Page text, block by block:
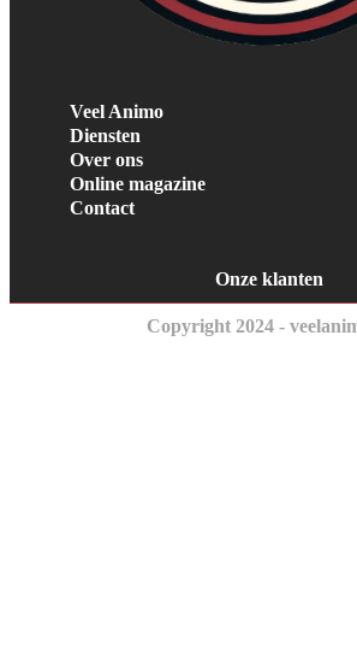
Veel Animo
Diensten
Over ons
Online magazine
Contact
Onze klanten
Copyright 2024 -